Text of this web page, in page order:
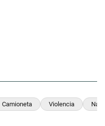
Camioneta Violencia